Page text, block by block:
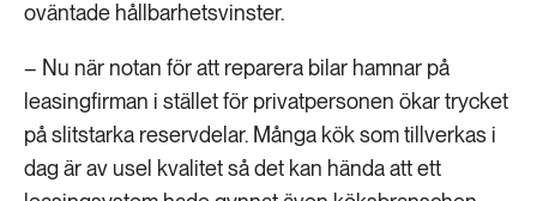
oväntade hållbarhetsvinster.
– Nu när notan för att reparera bilar hamnar på
leasingfirman i stället för privatpersonen ökar trycket
på slitstarka reservdelar. Många kök som tillverkas i
dag är av usel kvalitet så det kan hända att ett